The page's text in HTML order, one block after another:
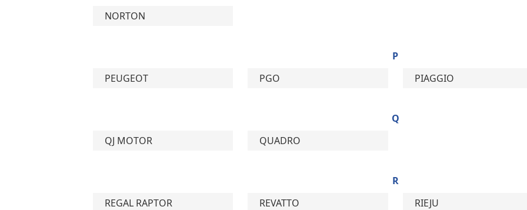
NORTON
P
PEUGEOT
PGO PIAGGIO
Q
QJ MOTOR
QUADRO
R
REGAL RAPTOR
REVATTO
RIEJU